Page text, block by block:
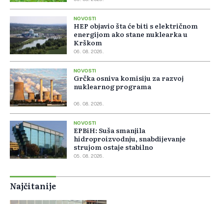
NOVOSTI
HEP objavio šta će biti s električnom
energijom ako stane nuklearka u
Krškom
06. 08. 2026.
NOVOSTI
Grčka osniva komisiju za razvoj
nuklearnog programa
06. 08. 2026.
NOVOSTI
EPBiH: Suša smanjila
hidroproizvodnju, snabdijevanje
strujom ostaje stabilno
05. 08. 2026.
Najčitanije